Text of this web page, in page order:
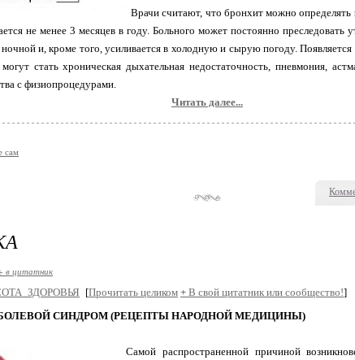
Врачи считают, что бронхит можно определять
не менее 3 месяцев в году. Больного может постоянно преследовать
и, кроме того, усиливается в холодную и сырую погоду.
стать хроническая дыхательная недостаточность, пневмония,
с физиопроцедурами.
Читать далее...
сам
в цитатник
[Прочитать целиком + В свой цитатник или сообщество!]
БОЛЕВОЙ СИНДРОМ (РЕЦЕПТЫ НАРОДНОЙ МЕДИЦИНЫ)
Самой распространенной причиной